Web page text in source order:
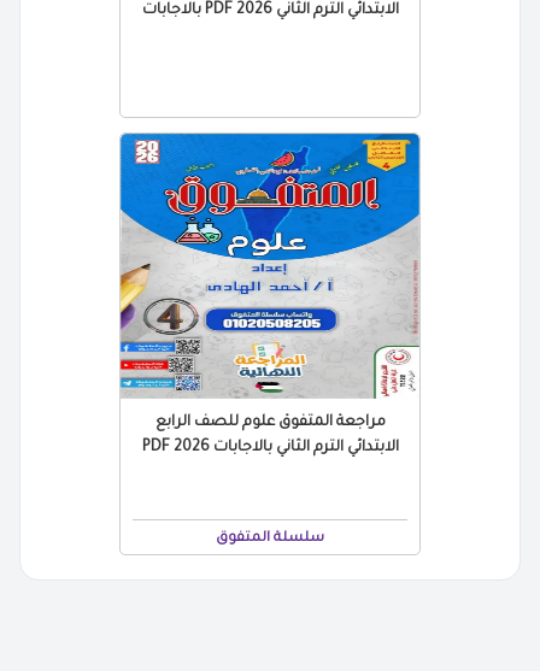
الابتدائي الترم الثاني 2026 PDF بالاجابات
مراجعة المتفوق علوم للصف الرابع
الابتدائي الترم الثاني بالاجابات 2026 PDF
سلسلة المتفوق